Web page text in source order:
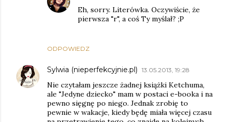
ODPOWIEDZ
Eh, sorry. Literówka. Oczywiście, że
pierwsza "r", a coś Ty myślał? ;P
Sylwia (nieperfekcyjnie.pl) 13.05.2013, 19:28
Nie czytałam jeszcze żadnej książki Ketchuma,
ale "Jedyne dziecko" mam w postaci e-booka i na
pewno sięgnę po niego. Jednak zrobię to
pewnie w wakacje, kiedy będę miała więcej czasu